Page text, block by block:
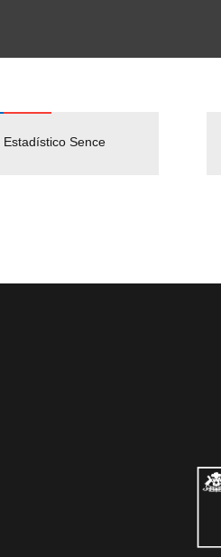
Estadístico Sence
Solicitud Audiencias y